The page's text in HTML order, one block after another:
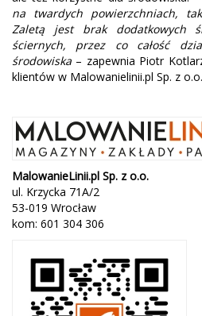
na twardych powierzchniach,
Zaletą jest brak dodatkowych
ściernych, przez co całość
środowiska – zapewnia Piotr
klientów w Malowanielinii.pl Sp. z o.o.
MalowanieLinii.pl Sp. z o.o.
ul. Krzycka 71A/2
53-019 Wrocław
kom: 601 304 306